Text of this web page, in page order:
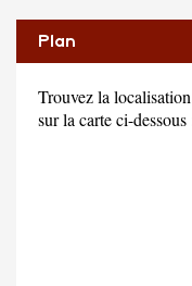
Plan
Trouvez la
sur la carte ci-dessous